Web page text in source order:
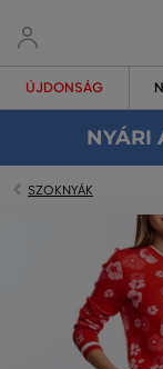
ÚJDONSÁG
NYÁRI
SZOKNYÁK